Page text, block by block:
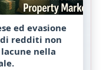
ed evasione
redditi non
nella